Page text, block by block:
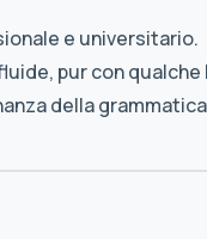
e universitario.
pur con
della